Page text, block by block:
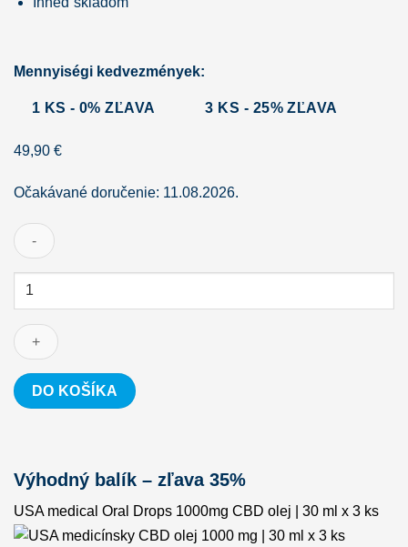
Mennyiségi kedvezmények:
1 KS - 0% ZĽAVA 3 KS - 25% ZĽAVA
49,90 €
Očakávané doručenie: 11.08.2026.
množstvo
medical
Oral
1000mg
CBD
30
ml
DO KOŠÍKA
Výhodný balík – zľava 35%
USA medical Oral Drops 1000mg CBD olej | 30 ml x 3 ks